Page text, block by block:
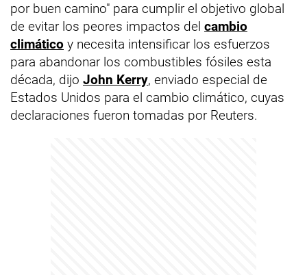
por buen camino" para cumplir el objetivo global
de evitar los peores impactos del cambio
climático y necesita intensificar los esfuerzos
para abandonar los combustibles fósiles esta
década, dijo John Kerry, enviado especial de
Estados Unidos para el cambio climático, cuyas
declaraciones fueron tomadas por Reuters.